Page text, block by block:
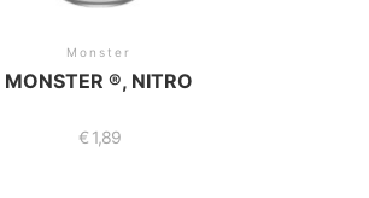
Monster
MONSTER ®, NITRO
€1,89